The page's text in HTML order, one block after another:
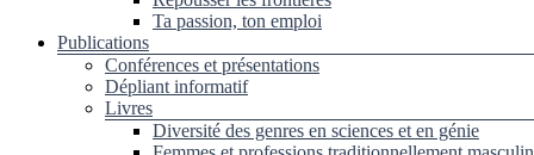
Ta passion, ton emploi
Publications
Conférences et présentations
Dépliant informatif
Livres
Diversité des genres en sciences et en génie